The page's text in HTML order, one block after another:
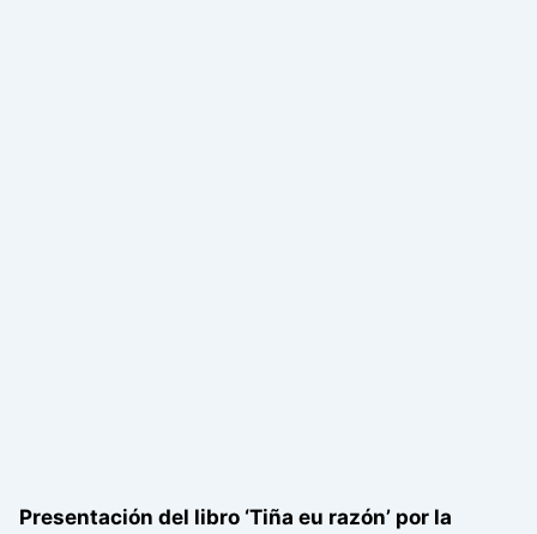
Presentación del libro ‘Tiña eu razón’ por la